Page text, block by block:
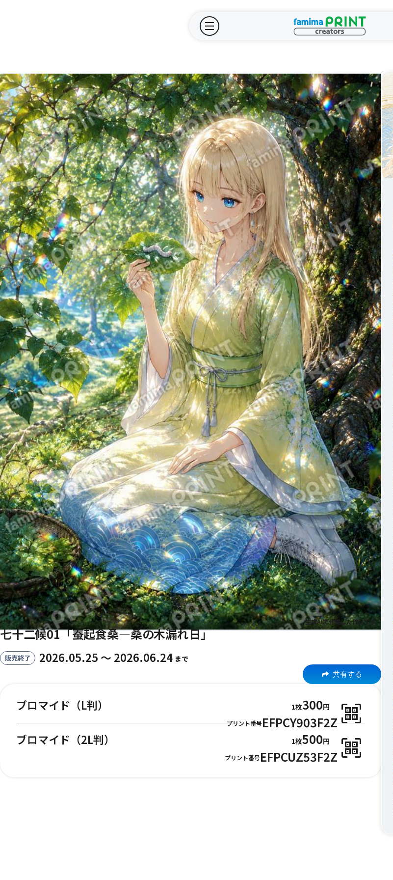
生成AIで作成した作品です。
七十二候01「蚕起食桑―桑の木漏れ日」
販売終了 2026.05.25 〜 2026.06.24 まで
共有する
ブロマイド（L判） 1枚300円
プリント番号EFPCY903F2Z
ブロマイド（2L判） 1枚500円
プリント番号EFPCUZ53F2Z